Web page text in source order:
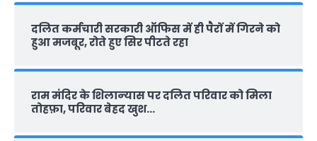
दलित कर्मचारी सरकारी ऑफ‍िस में ही पैरों में गिरने को
हुआ मजबूर, रोते हुए सिर पीटते रहा
राम मंदिर के शिलान्‍यास पर दलित परिवार को मिला
तोहफ़ा, परिवार बेहद खुश…